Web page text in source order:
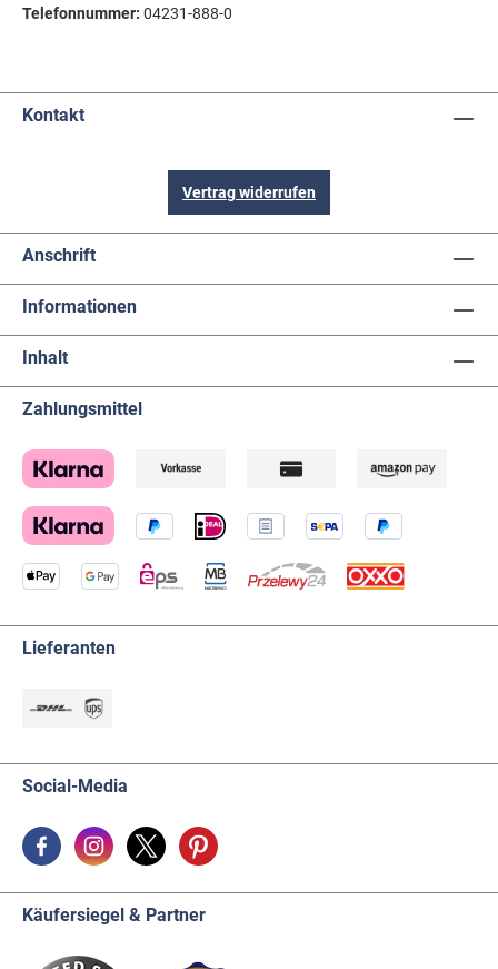
Telefonnummer: 04231-888-0
Kontakt
Vertrag widerrufen
Anschrift
Informationen
Inhalt
Zahlungsmittel
Lieferanten
Social-Media
Käufersiegel & Partner